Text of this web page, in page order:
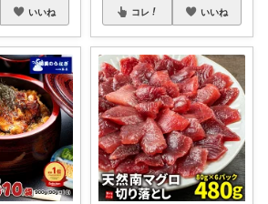
いいね コレ いいね